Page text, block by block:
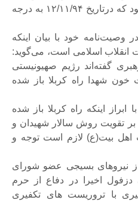
بسیجی به سوریه اعزام شده بود که درتاریخ ۱۲/۱۱/۹۴ به درجه
وصیت‌نامه خود با بیان اینکه
انقلاب اسلامی است، می‌گوید:
گفته‌اند رژیم صهیونیستی
خون شهدا راه کربلا باز شده
اینکه راه کربلا باز شده
تقویت روش سالار شهیدان و
اهل بیت(ع) لازم است توجه و
نیروهای بسیجی عضو شورای
اخیرا در دفاع از حرم
با تروریست های تکفیری